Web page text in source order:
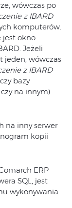
wówczas po
z IBARD
komputerów.
jest okno
Jeżeli
jeden, wówczas
z IBARD
bazy
na innym)
na inny serwer
kopii
ERP
SQL, jest
wykonywania